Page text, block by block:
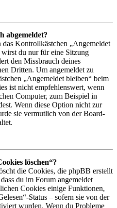
abgemeldet?
Kontrollkästchen „Angemeldet
du nur für eine Sitzung
den Missbrauch deines
Dritten. Um angemeldet zu
„Angemeldet bleiben“ beim
ist nicht empfehlenswert, wenn
Computer, zum Beispiel in
Wenn diese Option nicht zur
sie vermutlich von der Board-
löschen“?
die Cookies, die phpBB erstellt
du im Forum angemeldet
Cookies einige Funktionen,
Status – sofern sie von der
wurden. Wenn du Probleme